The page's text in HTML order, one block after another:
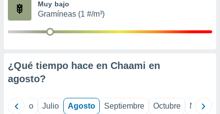
de
1199
Muy bajo
Gramíneas (1 #/m³)
¿Qué tiempo hace en Chaami en
agosto?
Junio Julio Agosto Septiembre Octubre